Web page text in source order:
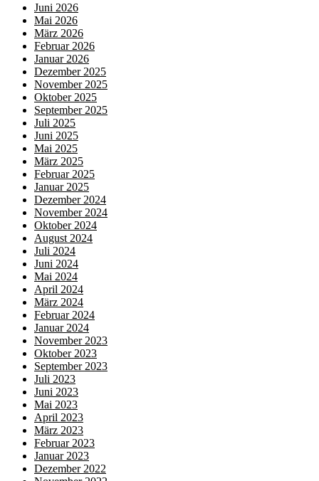
Juni 2026
Mai 2026
März 2026
Februar 2026
Januar 2026
Dezember 2025
November 2025
Oktober 2025
September 2025
Juli 2025
Juni 2025
Mai 2025
März 2025
Februar 2025
Januar 2025
Dezember 2024
November 2024
Oktober 2024
August 2024
Juli 2024
Juni 2024
Mai 2024
April 2024
März 2024
Februar 2024
Januar 2024
November 2023
Oktober 2023
September 2023
Juli 2023
Juni 2023
Mai 2023
April 2023
März 2023
Februar 2023
Januar 2023
Dezember 2022